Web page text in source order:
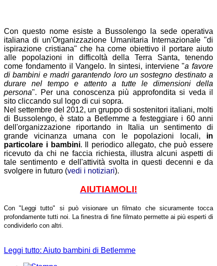
Con questo nome esiste a Bussolengo la sede operativa
italiana di un'Organizzazione Umanitaria Internazionale "di
ispirazione cristiana" che ha come obiettivo il portare aiuto
alle popolazioni in difficoltà della Terra Santa, tenendo
come fondamento il Vangelo. In sintesi, interviene "a favore
di bambini e madri garantendo loro un sostegno destinato a
durare nel tempo e attento a tutte le dimensioni della
persona". Per una conoscenza più approfondita si veda il
sito cliccando sul logo di cui sopra.
Nel settembre del 2012, un gruppo di sostenitori italiani, molti
di Bussolengo, è stato a Betlemme a festeggiare i 60 anni
dell'organizzazione riportando in Italia un sentimento di
grande vicinanza umana con le popolazioni locali, in
particolare i bambini. Il periodico allegato, che può essere
ricevuto da chi ne faccia richiesta, illustra alcuni aspetti di
tale sentimento e dell'attività svolta in questi decenni e da
svolgere in futuro (vedi i notiziari).
AIUTIAMOLI!
Con "Leggi tutto" si può visionare un filmato che sicuramente tocca
profondamente tutti noi.
La finestra di fine filmato permette ai più esperti di
condividerlo con altri.
Leggi tutto: Aiuto bambini di Betlemme